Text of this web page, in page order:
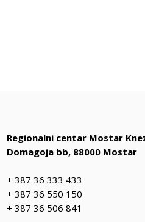
Regionalni centar Mostar
Domagoja bb, 88000 Mostar
+ 387 36 333 433
+ 387 36 550 150
+ 387 36 506 841